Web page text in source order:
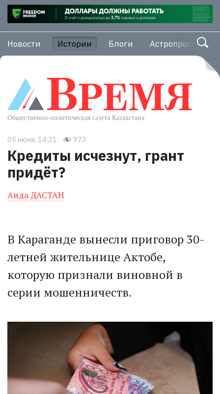
Новости Истории Блоги Астропрогноз
05 июня, 14:21 973
Кредиты исчезнут, грант
придёт?
Аида ДАСТАН
В Караганде вынесли приговор 30-
летней жительнице Актобе,
которую признали виновной в
серии мошенничеств.